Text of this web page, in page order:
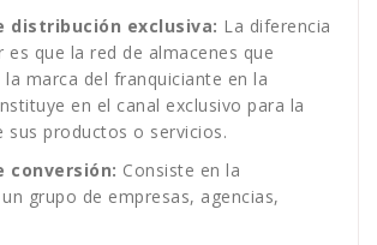
distribución exclusiva: La diferencia
es que la red de almacenes que
marca del franquiciante en la
en el canal exclusivo para la
sus productos o servicios.
conversión: Consiste en la
grupo de empresas, agencias,